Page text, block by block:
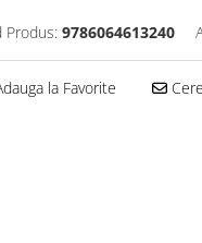
Produs: 9786064613240
la Favorite